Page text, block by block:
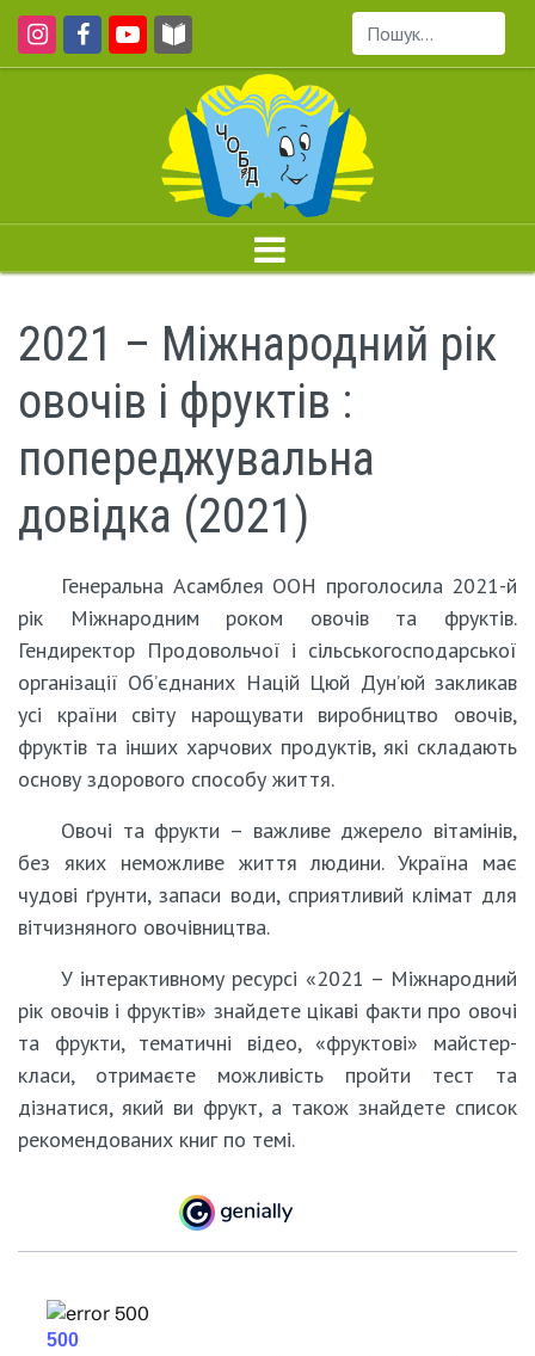
Пошук...
2021 – Міжнародний рік
овочів і фруктів :
попереджувальна
довідка (2021)
Генеральна Асамблея ООН проголосила 2021-й
рік Міжнародним роком овочів та фруктів.
Гендиректор Продовольчої і сільськогосподарської
організації Об’єднаних Націй Цюй Дун’юй закликав
усі країни світу нарощувати виробництво овочів,
фруктів та інших харчових продуктів, які складають
основу здорового способу життя.
Овочі та фрукти – важливе джерело вітамінів,
без яких неможливе життя людини. Україна має
чудові ґрунти, запаси води, сприятливий клімат для
вітчизняного овочівництва.
У інтерактивному ресурсі «2021 – Міжнародний
рік овочів і фруктів» знайдете цікаві факти про овочі
та фрукти, тематичні відео, «фруктові» майстер-
класи, отримаєте можливість пройти тест та
дізнатися, який ви фрукт, а також знайдете список
рекомендованих книг по темі.